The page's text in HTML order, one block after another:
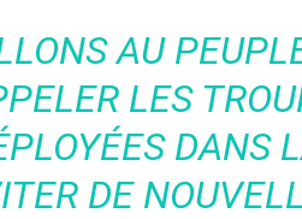
AU
LES
DANS
DE